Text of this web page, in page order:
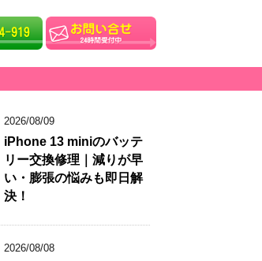
2026/08/09
iPhone 13 miniのバッテ
リー交換修理｜減りが早
い・膨張の悩みも即日解
決！
2026/08/08